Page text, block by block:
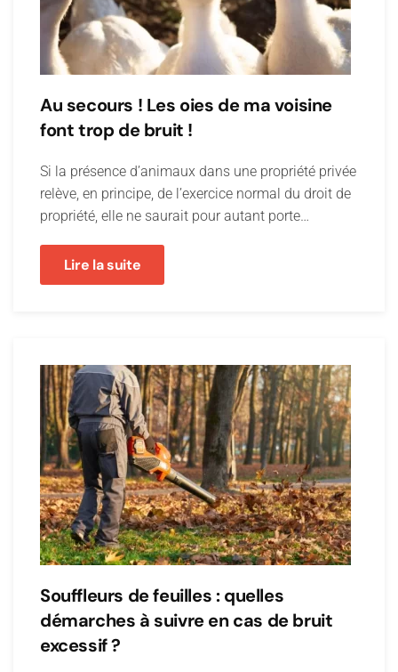
Au secours ! Les oies de ma voisine
font trop de bruit !
Si la présence d’animaux dans une propriété privée
relève, en principe, de l’exercice normal du droit de
propriété, elle ne saurait pour autant porte…
Lire la suite
Souffleurs de feuilles : quelles
démarches à suivre en cas de bruit
excessif ?